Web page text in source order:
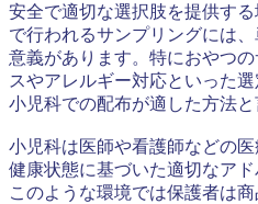
安全で適切な選択肢を提供す
で行われるサンプリングには
意義があります。特におやつ
スやアレルギー対応といった
小児科での配布が適した方法と
小児科は医師や看護師などの
健康状態に基づいた適切なア
このような環境では保護者は